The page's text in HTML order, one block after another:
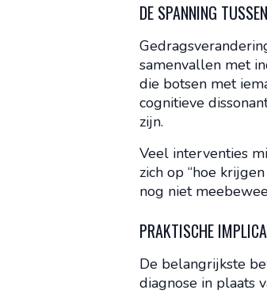
DE SPANNING
samenvallen met
die botsen met
cognitieve
zijn.
Veel interventies
zich op “hoe
nog niet
PRAKTISCHE
De belangrijkste
diagnose in plaats